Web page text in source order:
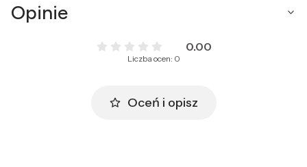
Opinie
0.00
Liczba ocen: 0
Oceń i opisz